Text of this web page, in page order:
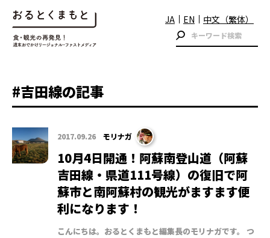
JA EN 中文（繁体）
#吉田線の記事
2017.09.26 モリナガ
10月4日開通！阿蘇南登山道（阿蘇
吉田線・県道111号線）の復旧で阿
蘇市と南阿蘇村の観光がますます便
利になります！
こんにちは。おるとくまもと編集長のモリナガです。 つ